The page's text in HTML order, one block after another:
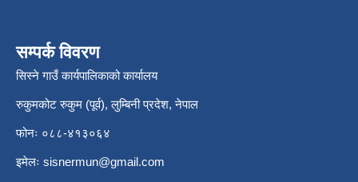
सम्पर्क विवरण
सिस्ने गाउँ कार्यपालिकाको कार्यालय
रुकुमकोट रुकुम (पूर्व), लुम्बिनी प्रदेश, नेपाल
फोनः ०८८-४१३०६४
इमेलः sisnermun@gmail.com